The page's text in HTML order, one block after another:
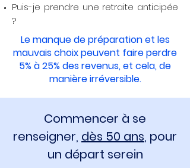
Puis-je prendre une retraite anticipée
?
Le manque de préparation et les
mauvais choix peuvent faire perdre
5% à 25% des revenus, et cela, de
manière irréversible.
Commencer à se
renseigner, dès 50 ans, pour
un départ serein